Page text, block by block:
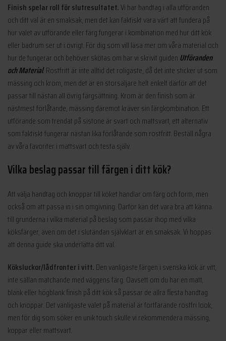
Finish spelar roll för slutresultatet.Vi har handtag i alla utföranden
och ditt val är en smaksak, men det kan faktiskt vara värt att fundera på
hur valet av utförande eller färg fungerar i kombination med hur ditt kök
eller badrum ser ut i övrigt. För dig som vill läsa mer om våra material och
hur de fungerar och behöver skötas om har vi skrivit guiden Utföranden
och Material. Rostfritt är inte alltid det roligaste, då det inte sticker ut som
mässing och krom, men det är en storsäljare helt enkelt därför att det
passar till nästan all övrig färgsättning. Krom är den finish som är
nästmest förlåtande, mässing däremot kräver sin färgkombination. Ett
utförande som trendat på sistone är svart och mattsvart, ett alternativ
som faktiskt fungerar nästan lika förlåtande som rostfritt. Beställ några
av våra favoriter i mattsvart och testa själv.
Vilka beslag passar till färgen i ditt kök?
Att välja handtag och knoppar till köket handlar om färg och form, men
också om att passa in i sin omgivning. Därför kan det vara bra att känna
till grunderna i vilka material på beslag som passar ihop med vilka
köksfärger, även om det i slutändan självklart är en smaksak. Vi hoppas
att denna guide ska underlätta ditt val.
Köksluckor/lådfronter i vitt. Den vanligaste färgen i svenska kök är vitt,
inte sällan matchande med väggens färg. Oavsett om du har en matt,
blank eller högblank finish på ditt kök så passar de allra flesta handtag
och knoppar. Det vanligaste valet på material är fortfarande rostfri look,
men för dig som söker en unik touch skulle vi rekommendera mässing,
koppar eller mattsvart.